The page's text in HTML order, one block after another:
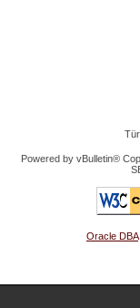
Powered by vBulletin®
Oracle DBA